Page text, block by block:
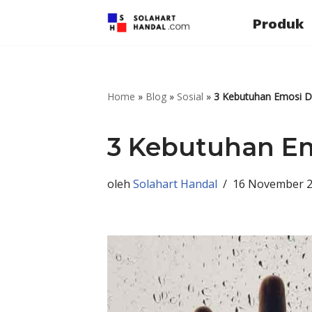
Produk
Home » Blog » Sosial » 3 Kebutuhan Emosi
3 Kebutuhan
oleh Solahart Handal 16 November